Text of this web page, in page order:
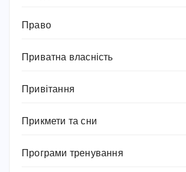
Право
Приватна власність
Привітання
Прикмети та сни
Програми тренування